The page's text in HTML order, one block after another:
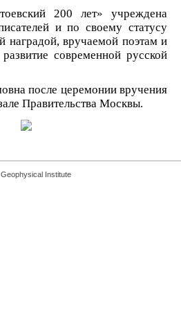
200 лет» учреждена
и по своему статусу
наградой, вручаемой поэтам и
современной русской
после церемонии вручения
Правительства Москвы.
Geophysical Institute